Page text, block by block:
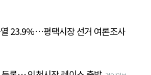
23.9%…평택시장 선거 여론조사